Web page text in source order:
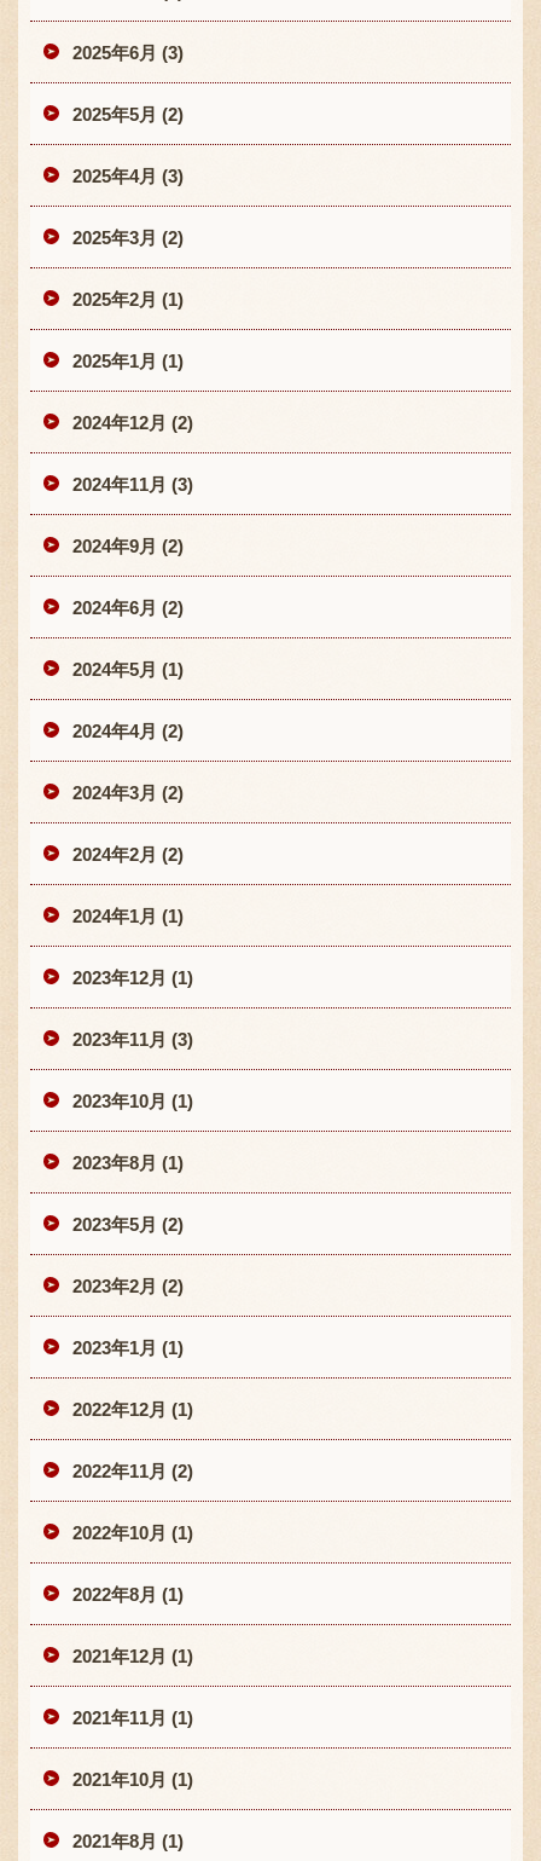
2025年6月 (3)
2025年5月 (2)
2025年4月 (3)
2025年3月 (2)
2025年2月 (1)
2025年1月 (1)
2024年12月 (2)
2024年11月 (3)
2024年9月 (2)
2024年6月 (2)
2024年5月 (1)
2024年4月 (2)
2024年3月 (2)
2024年2月 (2)
2024年1月 (1)
2023年12月 (1)
2023年11月 (3)
2023年10月 (1)
2023年8月 (1)
2023年5月 (2)
2023年2月 (2)
2023年1月 (1)
2022年12月 (1)
2022年11月 (2)
2022年10月 (1)
2022年8月 (1)
2021年12月 (1)
2021年11月 (1)
2021年10月 (1)
2021年8月 (1)